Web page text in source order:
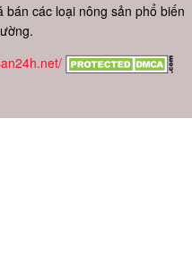
các loại nông sản phổ biến